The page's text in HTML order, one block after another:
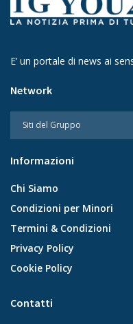
E’ un portale di news ai
Network
Informazioni
Chi Siamo
Condizioni per Minori
Termini & Condizioni
Privacy Policy
Cookie Policy
Contatti